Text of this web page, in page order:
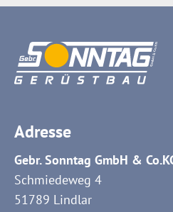
ERFOLGSGESCHICHTEN
Adresse
Gebr. Sonntag GmbH &
Schmiedeweg 4
51789 Lindlar